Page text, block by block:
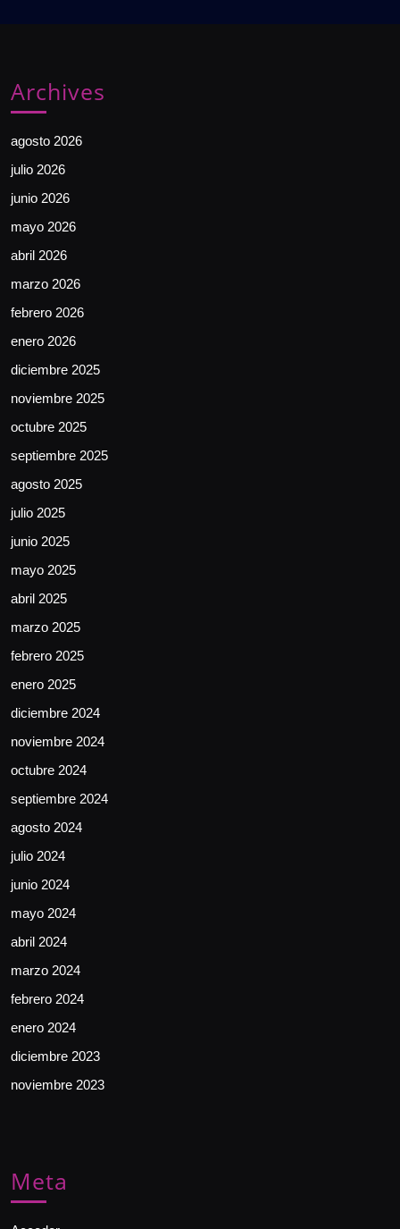
Archives
agosto 2026
julio 2026
junio 2026
mayo 2026
abril 2026
marzo 2026
febrero 2026
enero 2026
diciembre 2025
noviembre 2025
octubre 2025
septiembre 2025
agosto 2025
julio 2025
junio 2025
mayo 2025
abril 2025
marzo 2025
febrero 2025
enero 2025
diciembre 2024
noviembre 2024
octubre 2024
septiembre 2024
agosto 2024
julio 2024
junio 2024
mayo 2024
abril 2024
marzo 2024
febrero 2024
enero 2024
diciembre 2023
noviembre 2023
Meta